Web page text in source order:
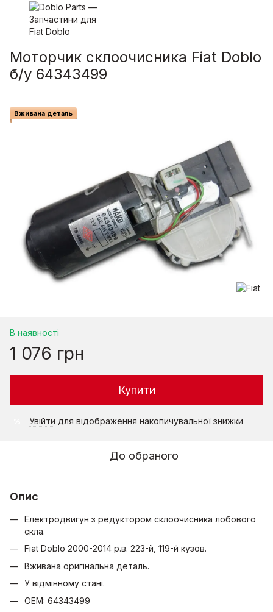
Моторчик склоочисника Fiat Doblo
б/у 64343499
Вживана деталь
В наявності
1 076 грн
Купити
Увійти для відображення накопичувальної знижки
До обраного
Опис
Електродвигун з редуктором склоочисника лобового
скла.
Fiat Doblo 2000-2014 р.в. 223-й, 119-й кузов.
Вживана оригінальна деталь.
У відмінному стані.
OEM: 64343499